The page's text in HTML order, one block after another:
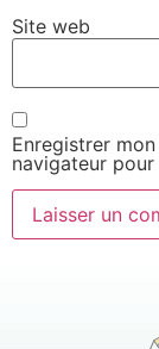
Site web
Enregistrer
navigateur